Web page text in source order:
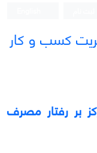
کسب و کار
بر رفتار مصرف